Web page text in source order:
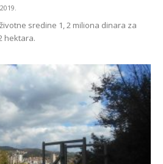
sredine 1, 2 miliona dinara za
hektara.